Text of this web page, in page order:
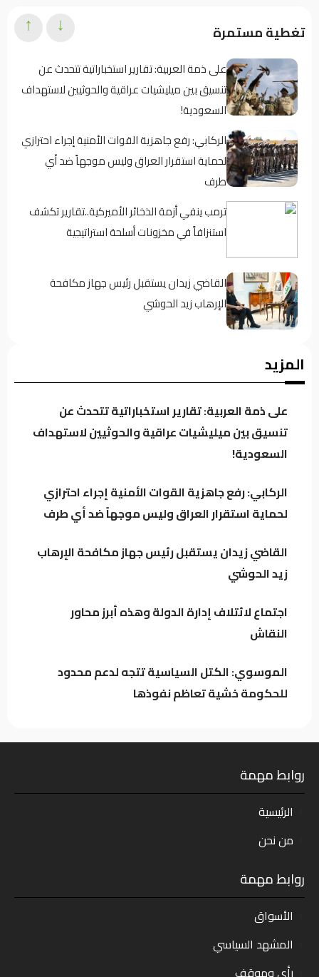
تغطية مستمرة
على ذمة العربية: تقارير استخباراتية تتحدث عن
تنسيق بين ميليشيات عراقية والحوثيين لاستهداف
السعودية!
الركابي: رفع جاهزية القوات الأمنية إجراء احترازي
لحماية استقرار العراق وليس موجهاً ضد أي
طرف
ترمب ينفي أزمة الذخائر الأميركية..تقارير تكشف
استنزافاً في مخزونات أسلحة استراتيجية
القاضي زيدان يستقبل رئيس جهاز مكافحة
الإرهاب زيد الحوشي
كردستان تحت مجهر “صولة الزيدي”.. مطالبات
بفتح ملفات النفط والمنافذ وإيرادات الإقليم
باحث سياسي: النظام في العراق لا يدير الأزمات..
بل يصنعها للبقاء
↓
↑
المزيد
على ذمة العربية: تقارير استخباراتية تتحدث عن
تنسيق بين ميليشيات عراقية والحوثيين لاستهداف
السعودية!
الركابي: رفع جاهزية القوات الأمنية إجراء احترازي
لحماية استقرار العراق وليس موجهاً ضد أي طرف
القاضي زيدان يستقبل رئيس جهاز مكافحة الإرهاب
زيد الحوشي
اجتماع لائتلاف إدارة الدولة وهذه أبرز محاور
النقاش
الموسوي: الكتل السياسية تتجه لدعم محدود
للحكومة خشية تعاظم نفوذها
روابط مهمة
الرئيسية
من نحن
روابط مهمة
الأسواق
المشهد السياسي
رأي وموقف